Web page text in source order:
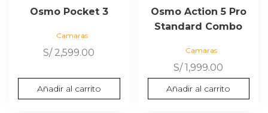
Osmo Pocket 3
Camaras
S/2,599.00
Añadir al carrito
Osmo Action 5 Pro
Standard Combo
Camaras
S/1,999.00
Añadir al carrito